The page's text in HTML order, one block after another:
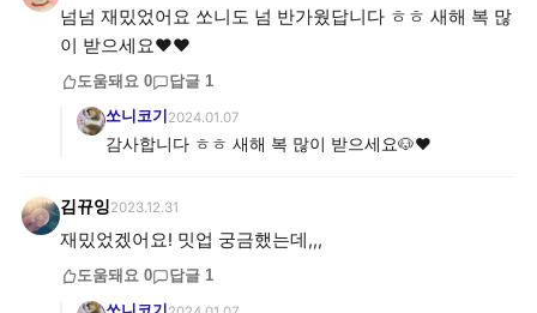
넘넘 재밌었어요 쏘니도 넘 반가웠답니다 ㅎㅎ 새해 복 많
이 받으세요❤️❤️
도움돼요 0 답글 1
쏘니코기 2024.01.07
감사합니다 ㅎㅎ 새해 복 많이 받으세요🐶❤️
김뀨잉2023.12.31
재밌었겠어요! 밋업 궁금했는데,,,
도움돼요 0 답글 1